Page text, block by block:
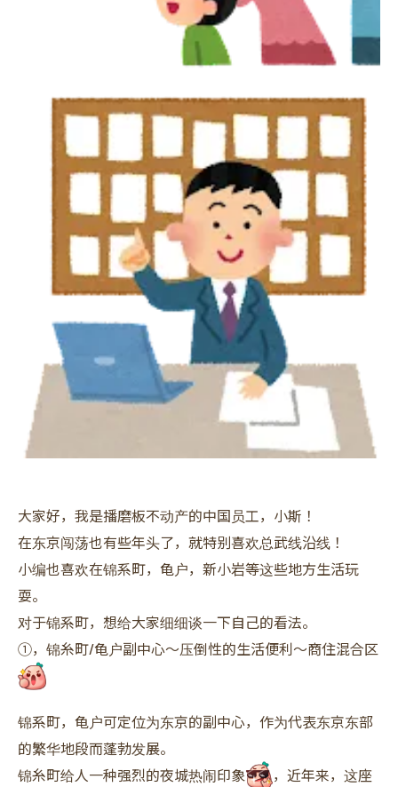
大家好，我是播磨板不动产的中国员工，小斯！
在东京闯荡也有些年头了，就特别喜欢总武线沿线！
小编也喜欢在锦系町，龟户，新小岩等这些地方生活玩
耍。
对于锦系町，想给大家细细谈一下自己的看法。
①，锦糸町/龟户副中心～压倒性的生活便利～商住混合区
锦系町，龟户可定位为东京的副中心，作为代表东京东部
的繁华地段而蓬勃发展。
锦糸町给人一种强烈的夜城热闹印象
，近年来，这座